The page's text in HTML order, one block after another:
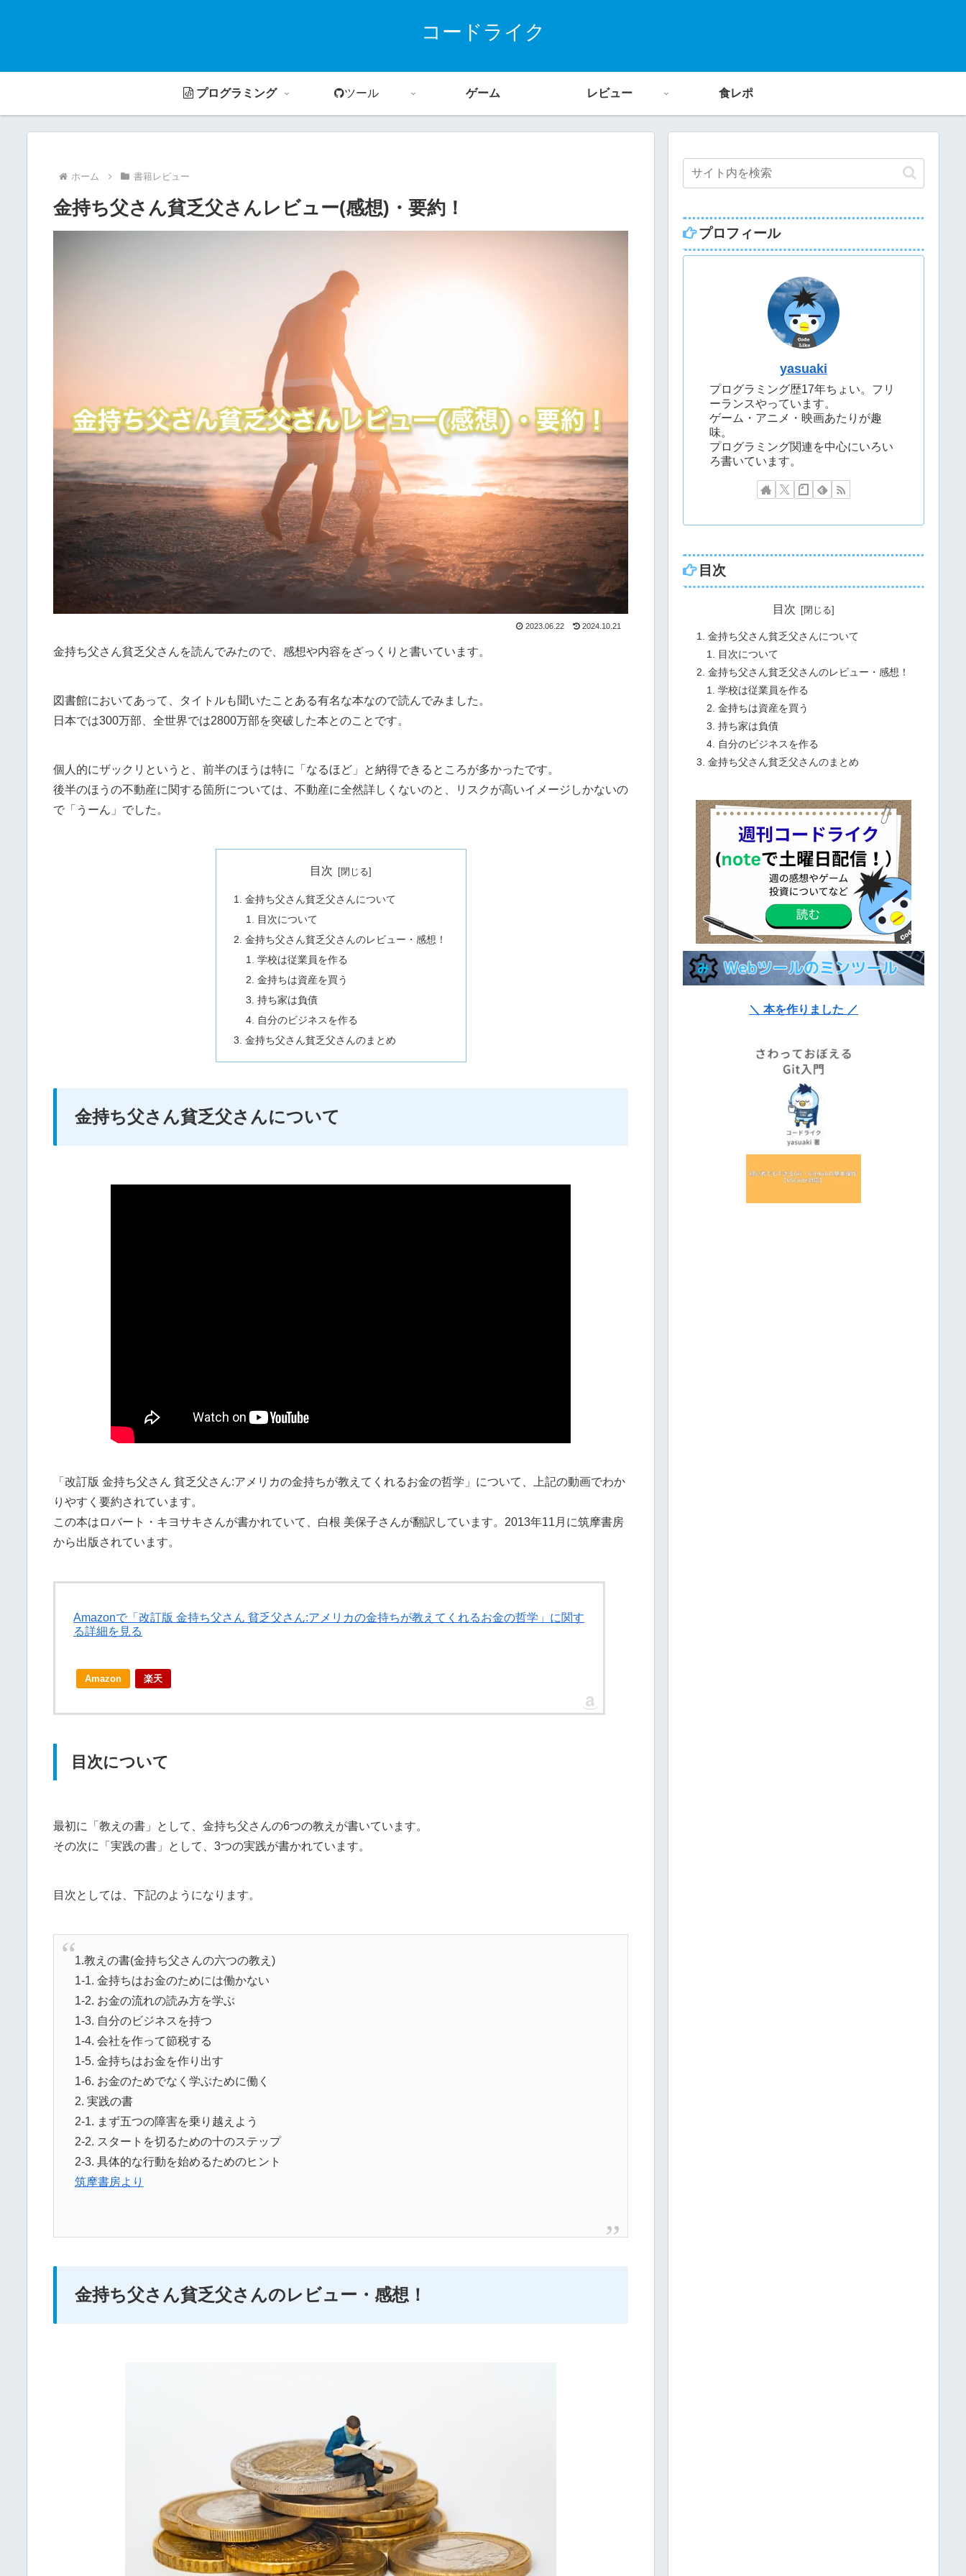
コードライク
プログラミング ツール ゲーム レビュー 食レポ
ホーム 書籍レビュー
金持ち父さん貧乏父さんレビュー(感想)・要約！
2023.06.22 2024.10.21
金持ち父さん貧乏父さんを読んでみたので、感想や内容をざっくりと書いています。
図書館においてあって、タイトルも聞いたことある有名な本なので読んでみました。
日本では300万部、全世界では2800万部を突破した本とのことです。
個人的にザックリというと、前半のほうは特に「なるほど」と納得できるところが多かったです。
後半のほうの不動産に関する箇所については、不動産に全然詳しくないのと、リスクが高いイメージしかないの
で「うーん」でした。
目次
金持ち父さん貧乏父さんについて
目次について
金持ち父さん貧乏父さんのレビュー・感想！
学校は従業員を作る
金持ちは資産を買う
持ち家は負債
自分のビジネスを作る
金持ち父さん貧乏父さんのまとめ
金持ち父さん貧乏父さんについて
「改訂版 金持ち父さん 貧乏父さん:アメリカの金持ちが教えてくれるお金の哲学」について、上記の動画でわか
りやすく要約されています。
この本はロバート・キヨサキさんが書かれていて、白根 美保子さんが翻訳しています。2013年11月に筑摩書房
から出版されています。
Amazonで「改訂版 金持ち父さん 貧乏父さん:アメリカの金持ちが教えてくれるお金の哲学」に関す
る詳細を見る
Amazon 楽天
目次について
最初に「教えの書」として、金持ち父さんの6つの教えが書いています。
その次に「実践の書」として、3つの実践が書かれています。
目次としては、下記のようになります。
1.教えの書(金持ち父さんの六つの教え)
1-1. 金持ちはお金のためには働かない
1-2. お金の流れの読み方を学ぶ
1-3. 自分のビジネスを持つ
1-4. 会社を作って節税する
1-5. 金持ちはお金を作り出す
1-6. お金のためでなく学ぶために働く
2. 実践の書
2-1. まず五つの障害を乗り越えよう
2-2. スタートを切るための十のステップ
2-3. 具体的な行動を始めるためのヒント
筑摩書房より
金持ち父さん貧乏父さんのレビュー・感想！
プロフィール
yasuaki
プログラミング歴17年ちょい。フリ
ーランスやっています。
ゲーム・アニメ・映画あたりが趣
味。
プログラミング関連を中心にいろい
ろ書いています。
目次
目次
金持ち父さん貧乏父さんについて
目次について
金持ち父さん貧乏父さんのレビュー・感想！
学校は従業員を作る
金持ちは資産を買う
持ち家は負債
自分のビジネスを作る
金持ち父さん貧乏父さんのまとめ
＼ 本を作りました ／